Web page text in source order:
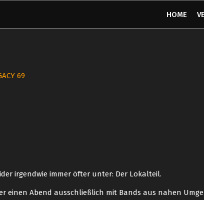
HOME
69
irgendwie immer öfter unter: Der Lokalteil.
einen Abend ausschließlich mit Bands aus nahen